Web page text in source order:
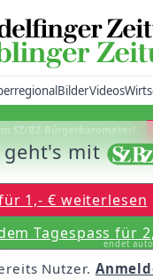
BilderVideos
SZ/BZ-Bürgerbarometer!
mit Hans
geht's mit
1,- € weiterlesen
Tagespass für
endet
Nutzer.